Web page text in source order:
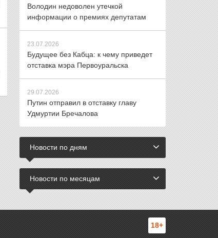
Володин недоволен утечкой
информации о премиях депутатам
23.07.2026
Будущее без Кабца: к чему приведет
отставка мэра Первоуральска
29.07.2026
Путин отправил в отставку главу
Удмуртии Бречалова
Новости по дням
Новости по месяцам
18+